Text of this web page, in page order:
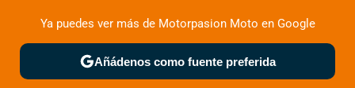
ZONA DE PRUEBAS DEPORTIVAS MOTOS ELÉCTRICAS
Ya puedes ver más de Motorpasion Moto en Google
Añádenos como fuente preferida